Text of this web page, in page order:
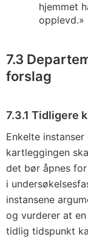
hjemmet
opplevd.»
7.3
forslag
7.3.1 Tidligere
Enkelte
kartleggingen
det bør åpnes
i
instansene
og vurderer at
tidlig tidspunkt